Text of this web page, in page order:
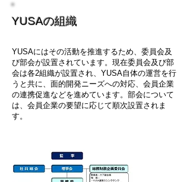
YUSAの組織
YUSAにはその活動を推進するため、委員会及
び部会が設置されています。現在委員会及び部
会は各2組織が設置され、YUSA自体の運営を行
うと共に、面的開発ニーズへの対応、会員企業
の連携促進などを進めています。部会について
は、会員企業の要望に応じて順次設置されま
す。